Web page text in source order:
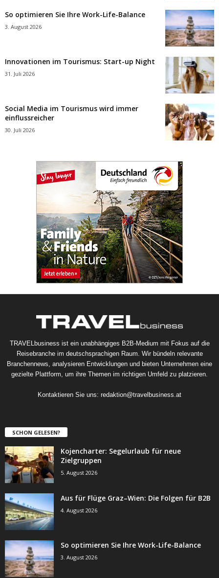
So optimieren Sie Ihre Work-Life-Balance
3. August 2026
Innovationen im Tourismus: Start-up Night
31. Juli 2026
Social Media im Tourismus wird immer
einflussreicher
30. Juli 2026
TRAVELbusiness ist ein unabhängiges B2B-Medium mit Fokus auf die
Reisebranche im deutschsprachigen Raum. Wir bündeln relevante
Branchennews, analysieren Entwicklungen und bieten Unternehmen eine
gezielte Plattform, um ihre Themen im richtigen Umfeld zu platzieren.
Kontaktieren Sie uns: redaktion@travelbusiness.at
SCHON GELESEN?
Kojencharter: Segelurlaub für neue
Zielgruppen
5. August 2026
Aus für Flüge Graz–Wien: Die Folgen für B2B
4. August 2026
So optimieren Sie Ihre Work-Life-Balance
3. August 2026